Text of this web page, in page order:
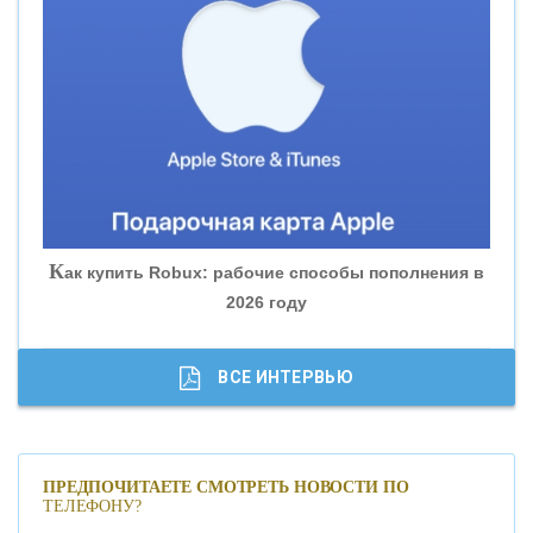
«ВНЕШПРОМБАНК»
«БАНК ГЛОБЭКС»
«СОВКОМБАНК»
«ГАЗПРОМБАНК»
«МОСКОВСКИЙ КРЕДИТНЫЙ БАНК»
Как купить Robux: рабочие способы пополнения в
2026 году
ВСЕ ИНТЕРВЬЮ
ПРЕДПОЧИТАЕТЕ СМОТРЕТЬ НОВОСТИ ПО
ТЕЛЕФОНУ?